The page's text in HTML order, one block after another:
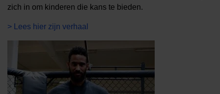
zich in om kinderen die kans te bieden.
> Lees hier zijn verhaal